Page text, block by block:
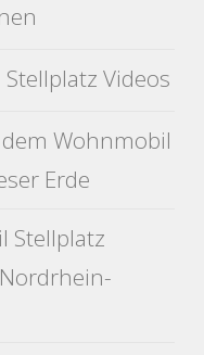
Videos
Wohnmobil
Erde
Stellplatz